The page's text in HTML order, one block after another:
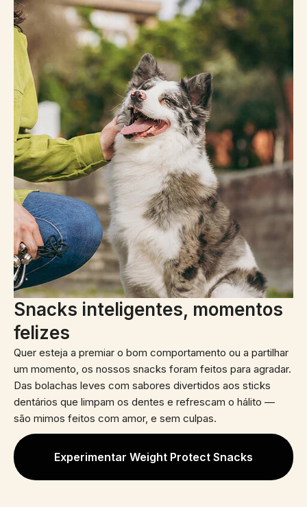
Snacks inteligentes, momentos
felizes
Quer esteja a premiar o bom comportamento ou a partilhar
um momento, os nossos snacks foram feitos para agradar.
Das bolachas leves com sabores divertidos aos sticks
dentários que limpam os dentes e refrescam o hálito —
são mimos feitos com amor, e sem culpas.
Experimentar Weight Protect Snacks